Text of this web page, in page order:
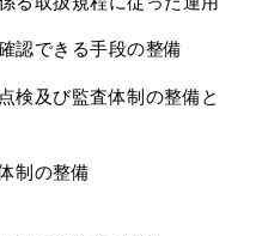
認できる手段の整備
検及び監査体制の整備と
制の整備